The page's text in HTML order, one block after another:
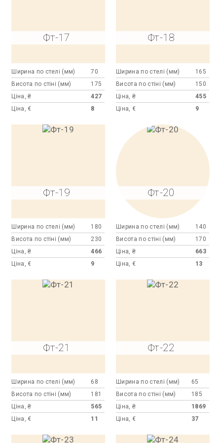
Фт-17
Ширина по стелі (мм)
70
Висота по стіні (мм)
175
Ціна, ₴
427
Ціна, €
8
Фт-18
Ширина по стелі (мм)
165
Висота по стіні (мм)
150
Ціна, ₴
455
Ціна, €
9
Фт-19
Ширина по стелі (мм)
180
Висота по стіні (мм)
230
Ціна, ₴
466
Ціна, €
9
Фт-20
Ширина по стелі (мм)
140
Висота по стіні (мм)
170
Ціна, ₴
663
Ціна, €
13
Фт-21
Ширина по стелі (мм)
68
Висота по стіні (мм)
181
Ціна, ₴
565
Ціна, €
11
Фт-22
Ширина по стелі (мм)
65
Висота по стіні (мм)
185
Ціна, ₴
1869
Ціна, €
37